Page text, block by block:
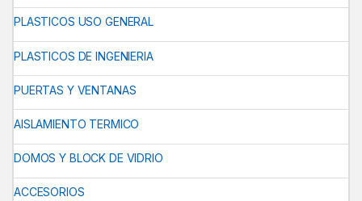
PLASTICOS USO GENERAL
PLASTICOS DE INGENIERIA
PUERTAS Y VENTANAS
AISLAMIENTO TERMICO
DOMOS Y BLOCK DE VIDRIO
ACCESORIOS